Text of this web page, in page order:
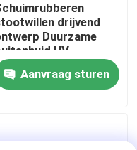
drijvend
Duurzame
UV-
Slijtvast
Aanvraag sturen